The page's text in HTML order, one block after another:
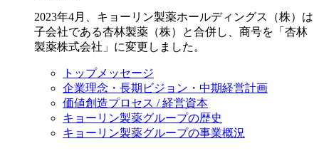
2023年4月、キョーリン製薬ホールディングス（株）は
子会社である杏林製薬（株）と合併し、商号を「杏林
製薬株式会社」に変更しました。
トップメッセージ
企業理念・長期ビジョン・中期経営計画
価値創造プロセス / 経営資本
キョーリン製薬グループの歴史
キョーリン製薬グループの事業概況